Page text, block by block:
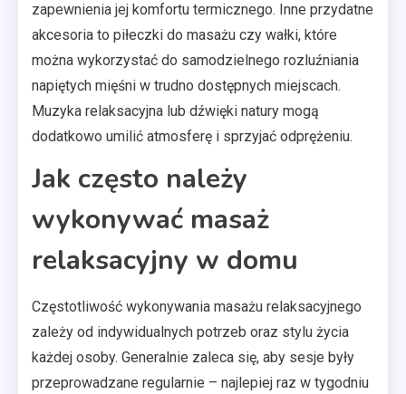
zapewnienia jej komfortu termicznego. Inne przydatne
akcesoria to piłeczki do masażu czy wałki, które
można wykorzystać do samodzielnego rozluźniania
napiętych mięśni w trudno dostępnych miejscach.
Muzyka relaksacyjna lub dźwięki natury mogą
dodatkowo umilić atmosferę i sprzyjać odprężeniu.
Jak często należy
wykonywać masaż
relaksacyjny w domu
Częstotliwość wykonywania masażu relaksacyjnego
zależy od indywidualnych potrzeb oraz stylu życia
każdej osoby. Generalnie zaleca się, aby sesje były
przeprowadzane regularnie – najlepiej raz w tygodniu